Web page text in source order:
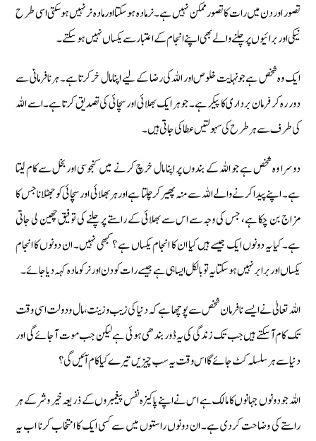
تصور اور دن میں رات کا تصور ممکن نہیں ہے۔ نر مادہ ہوسکتا اور مادہ نر نہیں ہوسکتی اسی طرح
نیکی اور برائیوں پر چلنے والے بھی اپنے انجام کے اعتبار سے یکساں نہیں ہوسکتے۔
ایک وہ شخص ہے جو نہایت خلوص اور اللہ کی رضا کے لیے اپنا مال خر کرتا ہے۔ ہر نافرمانی سے
دور رہ کر فرمان برداری کا پیکر ہے۔ جو ہر ایک بھلائی اور سچائی کی تصدیق کرتا ہے۔ اسے اللہ
کی طرف سے ہر طرح کی سہولتیں عطا کی جاتی ہیں۔
دوسرا وہ شخص ہے جو اللہ کے بندوں پر اپنا مال خرچ کرنے میں کنجوسی اور بخل سے کام لیتا
ہے۔ اپنے پیدا کرنے والے اللہ سے منہ پھیر کر چلتا ہے اور ہر بھلائی اور سچائی کو جھٹلانا جس کا
مزاج بن چکا ہے، جس کی وجہ سے اس سے بھلائی کے راستے پر چلنے کی توفیق چھین لی جاتی
ہے۔ کیا یہ دونوں ایک جیسے ہیں کیا ان کا انجام یکساں ہے ؟ کبھی نہیں۔ ان دونوں کا انجام
یکساں اور برابر نہیں ہوسکتا یہ تو بالکل ایسا ہی ہے جیسے رات کو دن اور نر کو مادہ کہہ دیا جائے۔
اللہ تعالیٰ نے ایسے نافرمان شخص سے پوچھا ہے کہ دنیا کی زیب وزینت، مال و دولت اسی وقت
تک کام آسکتے ہیں جب تک زندگی کی یہ ڈور بندھی ہوئی ہے لیکن جب موت آجائے گی اور
دنیا سے ہر سلسلہ کٹ جائے گا اس وقت یہ سب چیزیں تیرے کیا کام آئیں گی ؟
اللہ جو دونوں جہانوں کا مالک ہے اس نے اپنے پاکیزہ نفس پیغمبروں کے ذریعہ خیر وشر کے ہر
راستے کی وضاحت کردی ہے۔ ان دونوں راستوں میں سے کسی ایک کا انتخاب کرنا اب یہ